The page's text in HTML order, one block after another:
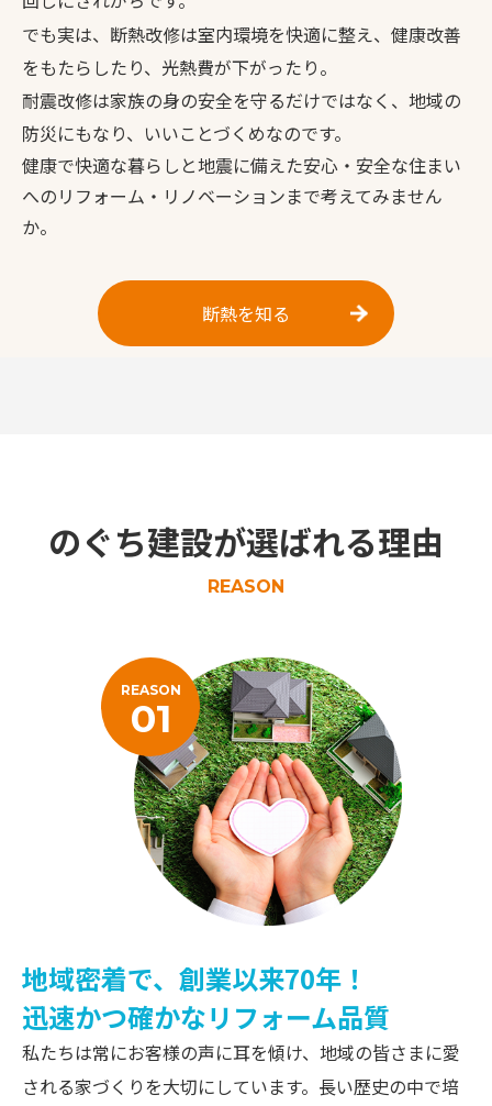
でも実は、断熱改修は室内環境を快適に整え、健康改善
をもたらしたり、光熱費が下がったり。
耐震改修は家族の身の安全を守るだけではなく、地域の
防災にもなり、いいことづくめなのです。
健康で快適な暮らしと地震に備えた安心・安全な住まい
へのリフォーム・リノベーションまで考えてみません
か。
断熱を知る
のぐち建設が選ばれる理由
REASON
REASON
01
地域密着で、創業以来70年！
迅速かつ確かなリフォーム品質
私たちは常にお客様の声に耳を傾け、地域の皆さまに愛
される家づくりを大切にしています。長い歴史の中で培